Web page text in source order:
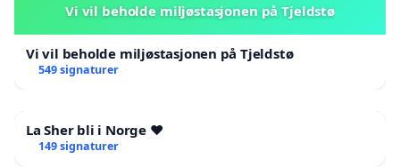
Vi vil beholde miljøstasjonen på Tjeldstø
Vi vil beholde miljøstasjonen på Tjeldstø
549 signaturer
La Sher bli i Norge ❤️
149 signaturer